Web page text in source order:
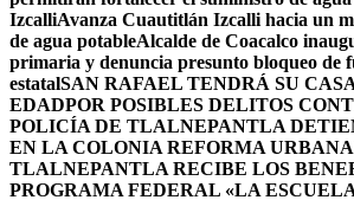
IzcalliAvanza Cuautitlán Izcalli hacia un
de agua potableAlcalde de Coacalco
primaria y denuncia presunto bloqueo de
estatalSAN RAFAEL TENDRÁ SU
EDADPOR POSIBLES DELITOS
POLICÍA DE TLALNEPANTLA
EN LA COLONIA REFORMA URBANA
TLALNEPANTLA RECIBE LOS
PROGRAMA FEDERAL «LA